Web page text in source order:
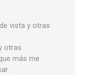
vista y otras
otras
más me